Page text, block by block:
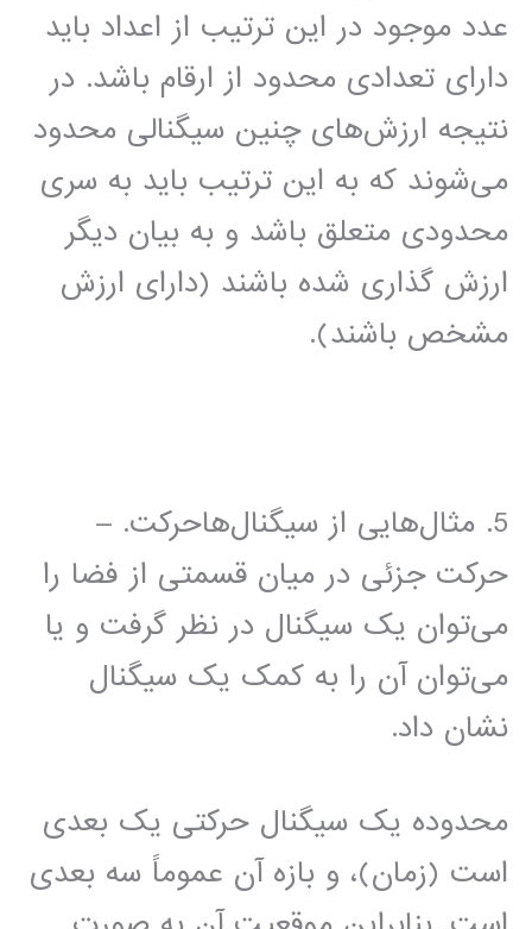
عدد موجود در این ترتیب از اعداد باید
دارای تعدادی محدود از ارقام باشد. در
نتیجه ارزش‌های چنین سیگنالی محدود
می‌شوند که به این ترتیب باید به سری
محدودی متعلق باشد و به بیان دیگر
ارزش گذاری شده باشند (دارای ارزش
مشخص باشند).
5. مثال‌هایی از سیگنال‌هاحرکت. –
حرکت جزئی در میان قسمتی از فضا را
می‌توان یک سیگنال در نظر گرفت و یا
می‌توان آن را به کمک یک سیگنال
نشان داد.
محدوده یک سیگنال حرکتی یک بعدی
است (زمان)، و بازه آن عموماً سه بعدی